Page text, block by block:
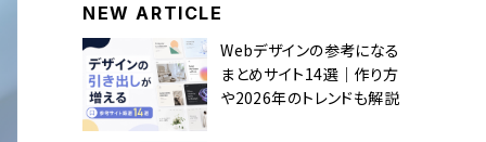
NEW ARTICLE
Webデザインの参考になる
まとめサイト14選｜作り方
や2026年のトレンドも解説